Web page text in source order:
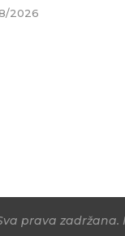
2026
Sva prava